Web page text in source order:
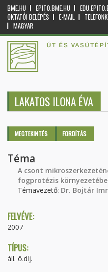
BME.HU EPITO.BME.HU
OKTATÓI BELÉPÉS
E-MAIL
MAGYAR
ÚT ÉS
LAKATOS ILONA ÉVA
Elsődleges fülek
MEGTEKINTÉS (AKTÍVFORDÍTÁS
Téma
A csont
fogprotézis
Témavezető: Dr. Bojtár
FELVÉVE:
2007
TÍPUS:
áll. ö.díj.